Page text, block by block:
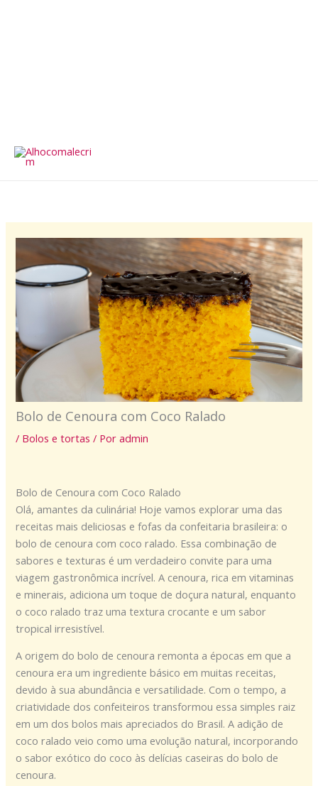
Bolo de Cenoura com Coco Ralado
/ Bolos e tortas / Poradmin
Bolo de Cenoura com Coco Ralado
Olá, amantes da culinária! Hoje vamos explorar uma das
receitas mais deliciosas e fofas da confeitaria brasileira: o
bolo de cenoura com coco ralado. Essa combinação de
sabores e texturas é um verdadeiro convite para uma
viagem gastronômica incrível. A cenoura, rica em vitaminas
e minerais, adiciona um toque de doçura natural, enquanto
o coco ralado traz uma textura crocante e um sabor
tropical irresistível.
A origem do bolo de cenoura remonta a épocas em que a
cenoura era um ingrediente básico em muitas receitas,
devido à sua abundância e versatilidade. Com o tempo, a
criatividade dos confeiteiros transformou essa simples raiz
em um dos bolos mais apreciados do Brasil. A adição de
coco ralado veio como uma evolução natural, incorporando
o sabor exótico do coco às delícias caseiras do bolo de
cenoura.